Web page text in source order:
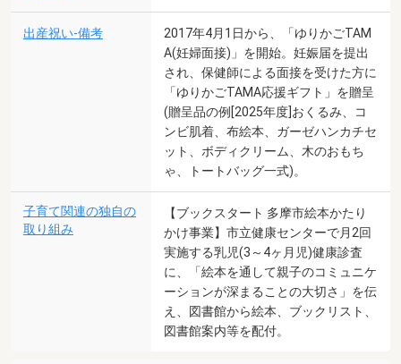
出産祝い-備考
2017年4月1日から、「ゆりかごTAM
A(妊婦面接)」を開始。妊娠届を提出
され、保健師による面接を受けた方に
「ゆりかごTAMA応援ギフト」を贈呈
(贈呈品の例[2025年度]おくるみ、コ
ンビ肌着、布絵本、ガーゼハンカチセ
ット、ボディクリーム、木のおもち
ゃ、トートバッグ一式)。
子育て関連の独自の
取り組み
【ブックスタート 多摩市絵本かたり
かけ事業】市立健康センターで月2回
実施する乳児(3～4ヶ月児)健康診査
に、「絵本を通して親子のコミュニケ
ーションが深まることの大切さ」を伝
え、図書館から絵本、ブックリスト、
図書館案内等を配付。